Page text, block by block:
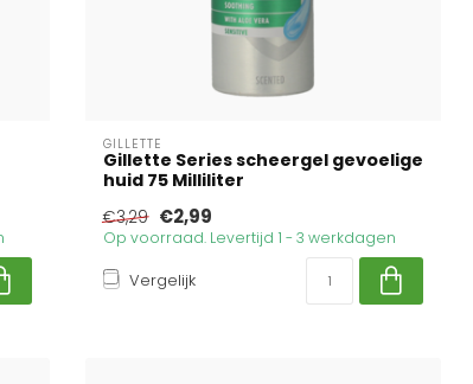
GILLETTE
Gillette Series scheergel gevoelige
huid 75 Milliliter
€3,29 €2,99
Op voorraad. Levertijd 1 - 3 werkdagen
Vergelijk